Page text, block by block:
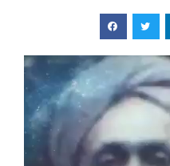
Lecteur
vidéo